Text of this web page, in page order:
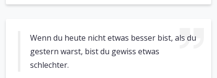
Wenn du heute nicht etwas besser bist, als du
gestern warst, bist du gewiss etwas
schlechter.